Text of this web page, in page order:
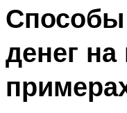
денег